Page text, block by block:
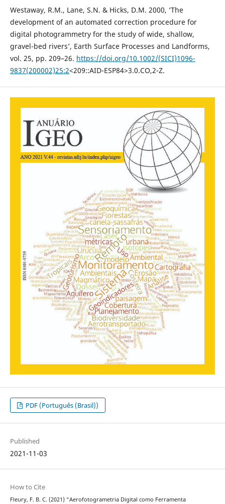
Westaway, R.M., Lane, S.N. & Hicks, D.M. 2000, ‘The
development of an automated correction procedure for
digital photogrammetry for the study of wide, shallow,
gravel-bed rivers’, Earth Surface Processes and Landforms,
vol. 25, pp. 209–26. https://doi.org/10.1002/(SICI)1096-
9837(200002)25:2<209::AID-ESP84>3.0.CO,2-Z.
PDF (Português (Brasil))
Published
2021-11-03
How to Cite
Fleury, F. B. C. (2021) “Aerofotogrametria Digital como Ferramenta